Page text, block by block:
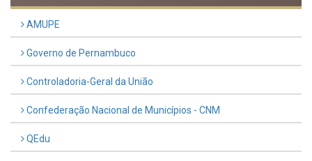
AMUPE
Governo de Pernambuco
Controladoria-Geral da União
Confederação Nacional de Municípios - CNM
QEdu